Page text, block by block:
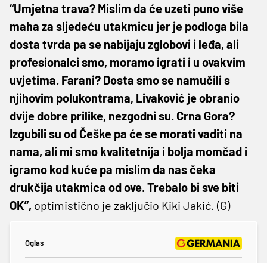
“Umjetna trava? Mislim da će uzeti puno više
maha za sljedeću utakmicu jer je podloga bila
dosta tvrda pa se nabijaju zglobovi i leđa, ali
profesionalci smo, moramo igrati i u ovakvim
uvjetima. Farani? Dosta smo se namučili s
njihovim polukontrama, Livaković je obranio
dvije dobre prilike, nezgodni su. Crna Gora?
Izgubili su od Češke pa će se morati vaditi na
nama, ali mi smo kvalitetnija i bolja momčad i
igramo kod kuće pa mislim da nas čeka
drukčija utakmica od ove. Trebalo bi sve biti
OK”, optimistično je zaključio Kiki Jakić. (G)
Oglas